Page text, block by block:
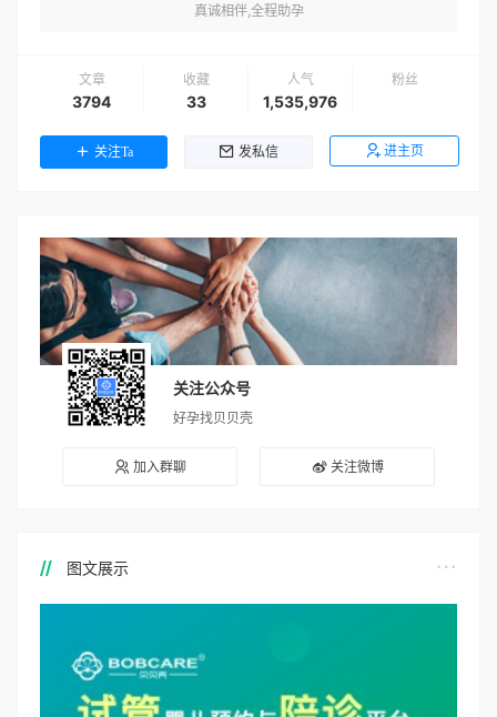
真诚相伴,全程助孕
文章
3794
收藏
33
人气
1,535,976
粉丝
关注Ta 发私信 进主页
关注公众号
好孕找贝贝壳
加入群聊 关注微博
图文展示